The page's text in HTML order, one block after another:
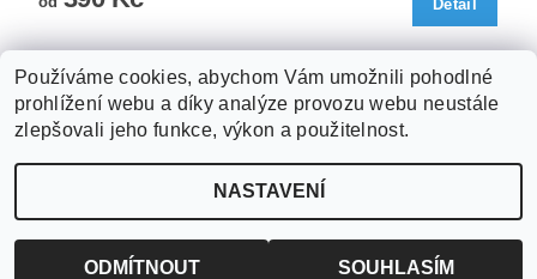
Detail
Obchodní podmínky | Podmínky ochrany osobních údajů
ABX software s.r.o. | Kontakt
2026 ©ABX software s.r.o., všechna práva vyhrazena
Používáme cookies, abychom Vám umožnili pohodlné
prohlížení webu a díky analýze provozu webu neustále
zlepšovali jeho funkce, výkon a použitelnost.
NASTAVENÍ
ODMÍTNOUT SOUHLASÍM